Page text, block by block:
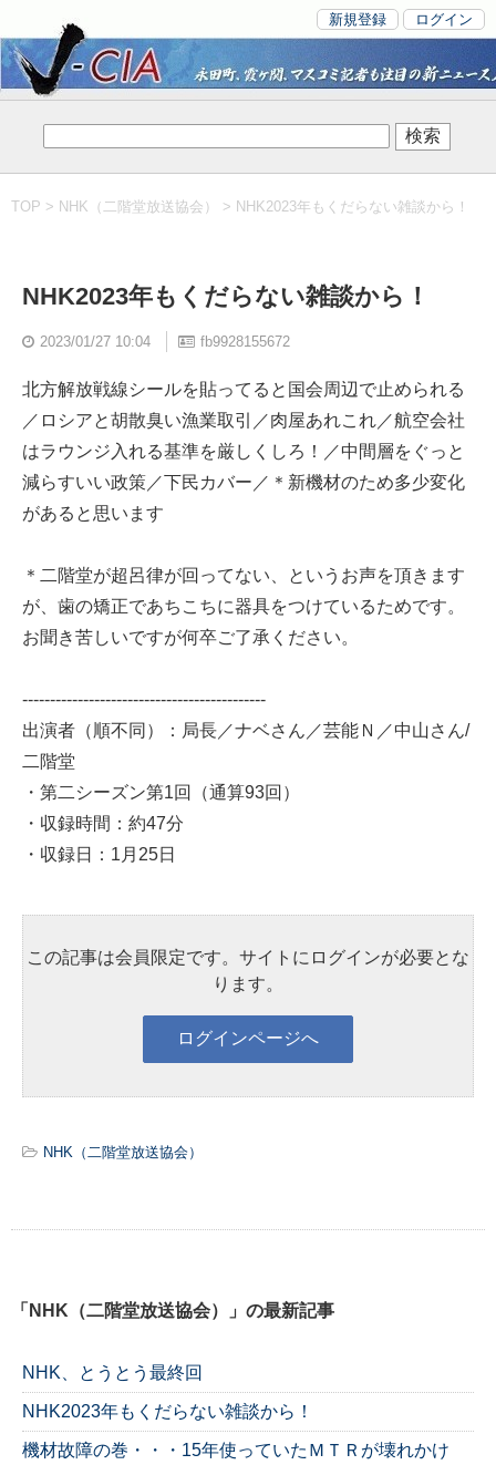
新規登録 ログイン
TOP > NHK（二階堂放送協会） > NHK2023年もくだらない雑談から！
NHK2023年もくだらない雑談から！
2023/01/27 10:04 fb9928155672
北方解放戦線シールを貼ってると国会周辺で止められる
／ロシアと胡散臭い漁業取引／肉屋あれこれ／航空会社
はラウンジ入れる基準を厳しくしろ！／中間層をぐっと
減らすいい政策／下民カバー／＊新機材のため多少変化
があると思います
＊二階堂が超呂律が回ってない、というお声を頂きます
が、歯の矯正であちこちに器具をつけているためです。
お聞き苦しいですが何卒ご了承ください。
--------------------------------------------
出演者（順不同）：局長／ナベさん／芸能Ｎ／中山さん/
二階堂
・第二シーズン第1回（通算93回）
・収録時間：約47分
・収録日：1月25日
この記事は会員限定です。サイトにログインが必要とな
ります。
NHK（二階堂放送協会）
「NHK（二階堂放送協会）」の最新記事
NHK、とうとう最終回
NHK2023年もくだらない雑談から！
機材故障の巻・・・15年使っていたＭＴＲが壊れかけ